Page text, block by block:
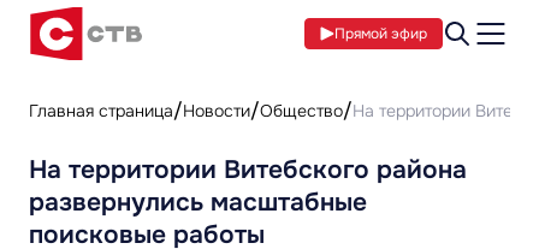
Прямой эфир
Главная страница Новости Общество На территории
На территории Витебского района
развернулись масштабные
поисковые работы